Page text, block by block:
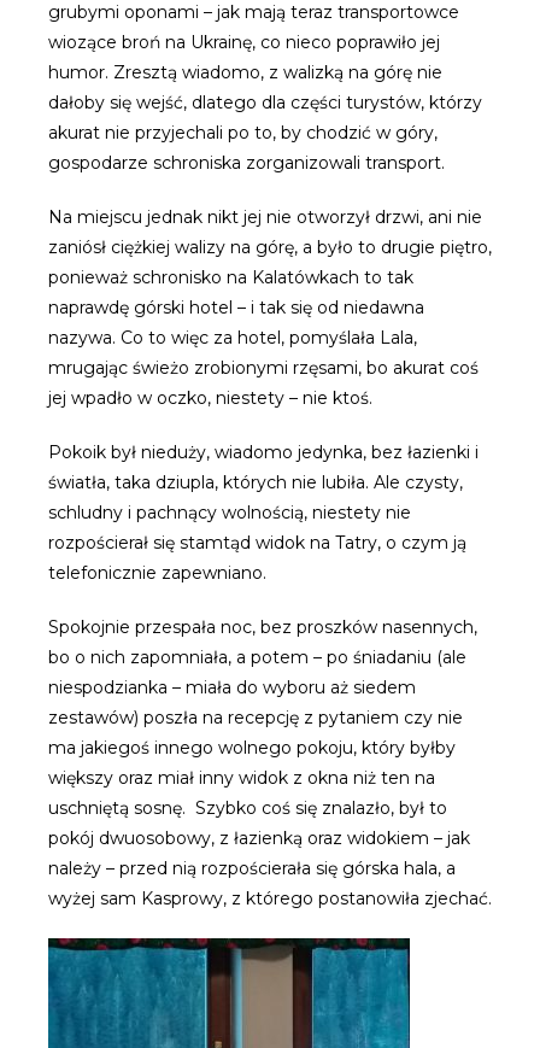
grubymi oponami – jak mają teraz transportowce
wiozące broń na Ukrainę, co nieco poprawiło jej
humor. Zresztą wiadomo, z walizką na górę nie
dałoby się wejść, dlatego dla części turystów, którzy
akurat nie przyjechali po to, by chodzić w góry,
gospodarze schroniska zorganizowali transport.
Na miejscu jednak nikt jej nie otworzył drzwi, ani nie
zaniósł ciężkiej walizy na górę, a było to drugie piętro,
ponieważ schronisko na Kalatówkach to tak
naprawdę górski hotel – i tak się od niedawna
nazywa. Co to więc za hotel, pomyślała Lala,
mrugając świeżo zrobionymi rzęsami, bo akurat coś
jej wpadło w oczko, niestety – nie ktoś.
Pokoik był nieduży, wiadomo jedynka, bez łazienki i
światła, taka dziupla, których nie lubiła. Ale czysty,
schludny i pachnący wolnością, niestety nie
rozpościerał się stamtąd widok na Tatry, o czym ją
telefonicznie zapewniano.
Spokojnie przespała noc, bez proszków nasennych,
bo o nich zapomniała, a potem – po śniadaniu (ale
niespodzianka – miała do wyboru aż siedem
zestawów) poszła na recepcję z pytaniem czy nie
ma jakiegoś innego wolnego pokoju, który byłby
większy oraz miał inny widok z okna niż ten na
uschniętą sosnę. Szybko coś się znalazło, był to
pokój dwuosobowy, z łazienką oraz widokiem – jak
należy – przed nią rozpościerała się górska hala, a
wyżej sam Kasprowy, z którego postanowiła zjechać.